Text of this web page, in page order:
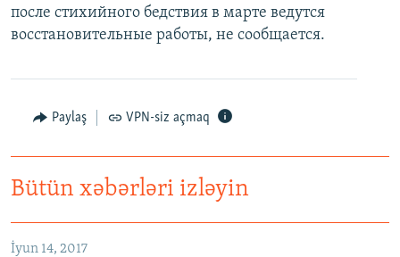
после стихийного бедствия в марте ведутся
восстановительные работы, не сообщается.
Paylaş VPN-siz açmaq
Bütün xəbərləri izləyin
İyun 14, 2017